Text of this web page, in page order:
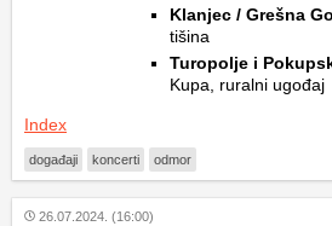
Klanjec / Grešna
tišina
Turopolje i
Kupa, ruralni ugođaj
Index
događaji koncerti odmor
26.07.2024. (16:00)